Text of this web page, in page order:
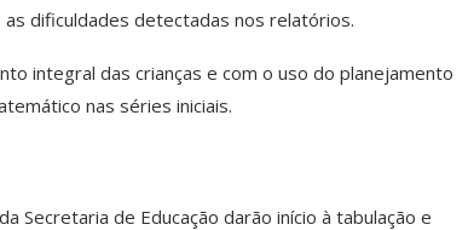
dificuldades detectadas nos relatórios.
integral das crianças e com o uso do planejamento
nas séries iniciais.
Secretaria de Educação darão início à tabulação e